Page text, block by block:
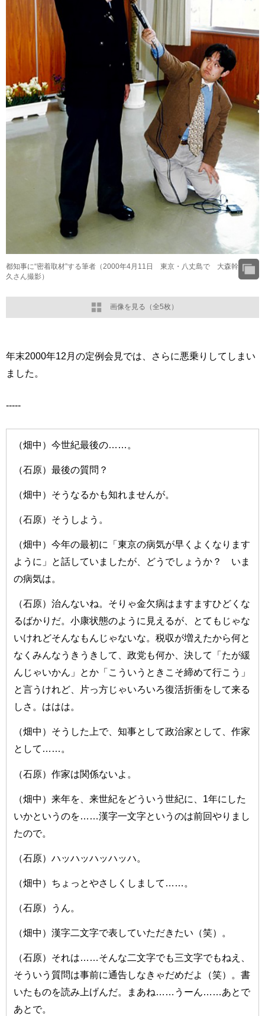
画像を見る（全5枚）
都知事に“密着取材”する筆者（2000年4月11日 東京・八丈島で 大森幹
久さん撮影）
年末2000年12月の定例会見では、さらに悪乗りしてしまい
ました。
-----
（畑中）今世紀最後の……。
（石原）最後の質問？
（畑中）そうなるかも知れませんが。
（石原）そうしよう。
（畑中）今年の最初に「東京の病気が早くよくなります
ように」と話していましたが、どうでしょうか？ いま
の病気は。
（石原）治んないね。そりゃ金欠病はますますひどくな
るばかりだ。小康状態のように見えるが、とてもじゃな
いけれどそんなもんじゃないな。税収が増えたから何と
なくみんなうきうきして、政党も何か、決して「たが緩
んじゃいかん」とか「こういうときこそ締めて行こう」
と言うけれど、片っ方じゃいろいろ復活折衝をして来る
しさ。ははは。
（畑中）そうした上で、知事として政治家として、作家
として……。
（石原）作家は関係ないよ。
（畑中）来年を、来世紀をどういう世紀に、1年にした
いかというのを……漢字一文字というのは前回やりまし
たので。
（石原）ハッハッハッハッハ。
（畑中）ちょっとやさしくしまして……。
（石原）うん。
（畑中）漢字二文字で表していただきたい（笑）。
（石原）それは……そんな二文字でも三文字でもねえ、
そういう質問は事前に通告しなきゃだめだよ（笑）。書
いたものを読み上げんだ。まあね……うーん……あとで
あとで。